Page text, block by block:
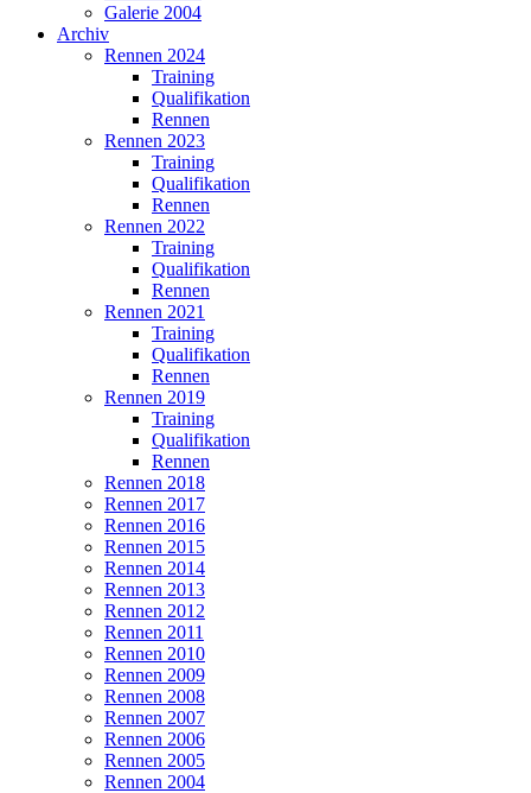
Galerie 2004
Archiv
Rennen 2024
Training
Qualifikation
Rennen
Rennen 2023
Training
Qualifikation
Rennen
Rennen 2022
Training
Qualifikation
Rennen
Rennen 2021
Training
Qualifikation
Rennen
Rennen 2019
Training
Qualifikation
Rennen
Rennen 2018
Rennen 2017
Rennen 2016
Rennen 2015
Rennen 2014
Rennen 2013
Rennen 2012
Rennen 2011
Rennen 2010
Rennen 2009
Rennen 2008
Rennen 2007
Rennen 2006
Rennen 2005
Rennen 2004